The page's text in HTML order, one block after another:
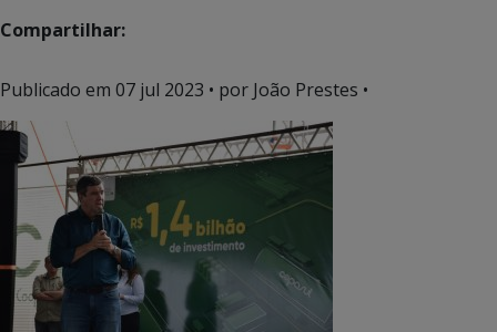
Compartilhar:
Publicado em 07 jul 2023 • por João Prestes •